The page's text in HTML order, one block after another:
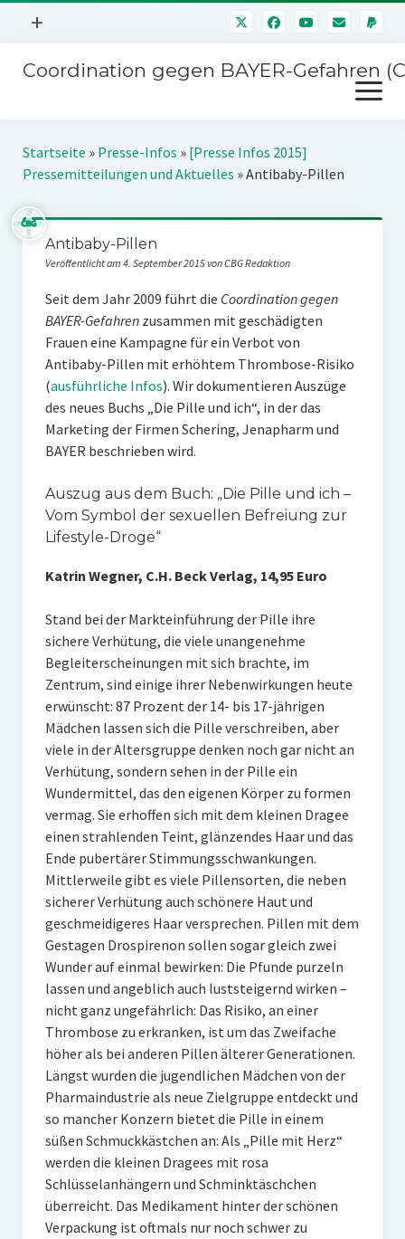
Menü
+
Mitmachen
Über uns
Kontakt
Impressum
Coordination gegen BAYER-Gefahren
Menü
öffnen
Kampagnen
Stichwort BAYER
Jahrestagung
SPENDEN
Startseite » Presse-Infos » [Presse Infos 2015]
Pressemitteilungen und Aktuelles »Antibaby-Pillen
Antibaby-Pillen
Veröffentlicht am 4. September 2015 von CBG Redaktion
Seit dem Jahr 2009 führt die Coordination gegen
BAYER-Gefahrenzusammen mit geschädigten
Frauen eine Kampagne für ein Verbot von
Antibaby-Pillen mit erhöhtem Thrombose-Risiko
(ausführliche Infos). Wir dokumentieren Auszüge
des neues Buchs „Die Pille und ich“, in der das
Marketing der Firmen Schering, Jenapharm und
BAYER beschrieben wird.
Auszug aus dem Buch: „Die Pille und ich –
Vom Symbol der sexuellen Befreiung zur
Lifestyle-Droge“
Katrin Wegner, C.H. Beck Verlag, 14,95 Euro
Stand bei der Markteinführung der Pille ihre
sichere Verhütung, die viele unangenehme
Begleiterscheinungen mit sich brachte, im
Zentrum, sind einige ihrer Nebenwirkungen heute
erwünscht: 87 Prozent der 14- bis 17-jährigen
Mädchen lassen sich die Pille verschreiben, aber
viele in der Altersgruppe denken noch gar nicht an
Verhütung, sondern sehen in der Pille ein
Wundermittel, das den eigenen Körper zu formen
vermag. Sie erhoffen sich mit dem kleinen Dragee
einen strahlenden Teint, glänzendes Haar und das
Ende pubertärer Stimmungsschwankungen.
Mittlerweile gibt es viele Pillensorten, die neben
sicherer Verhütung auch schönere Haut und
geschmeidigeres Haar versprechen. Pillen mit dem
Gestagen Drospirenon sollen sogar gleich zwei
Wunder auf einmal bewirken: Die Pfunde purzeln
lassen und angeblich auch luststeigernd wirken –
nicht ganz ungefährlich: Das Risiko, an einer
Thrombose zu erkranken, ist um das Zweifache
höher als bei anderen Pillen älterer Generationen.
Längst wurden die jugendlichen Mädchen von der
Pharmaindustrie als neue Zielgruppe entdeckt und
so mancher Konzern bietet die Pille in einem
süßen Schmuckkästchen an: Als „Pille mit Herz“
werden die kleinen Dragees mit rosa
Schlüsselanhängern und Schminktäschchen
überreicht. Das Medikament hinter der schönen
Verpackung ist oftmals nur noch schwer zu